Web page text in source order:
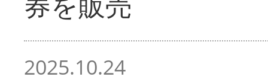
2025.10.24